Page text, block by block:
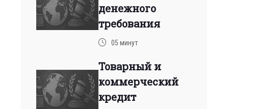
денежного
требования
05 минут
Товарный и
коммерческий
кредит